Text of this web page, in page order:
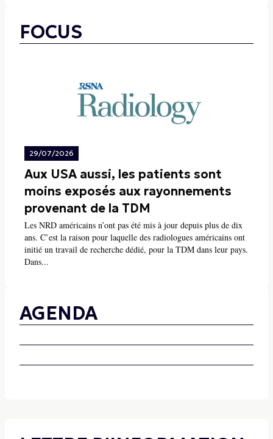
FOCUS
29/07/2026
Aux USA aussi, les patients sont
moins exposés aux rayonnements
provenant de la TDM
Les NRD américains n’ont pas été mis à jour depuis plus de dix
ans. C’est la raison pour laquelle des radiologues américains ont
initié un travail de recherche dédié, pour la TDM dans leur pays.
Dans...
AGENDA